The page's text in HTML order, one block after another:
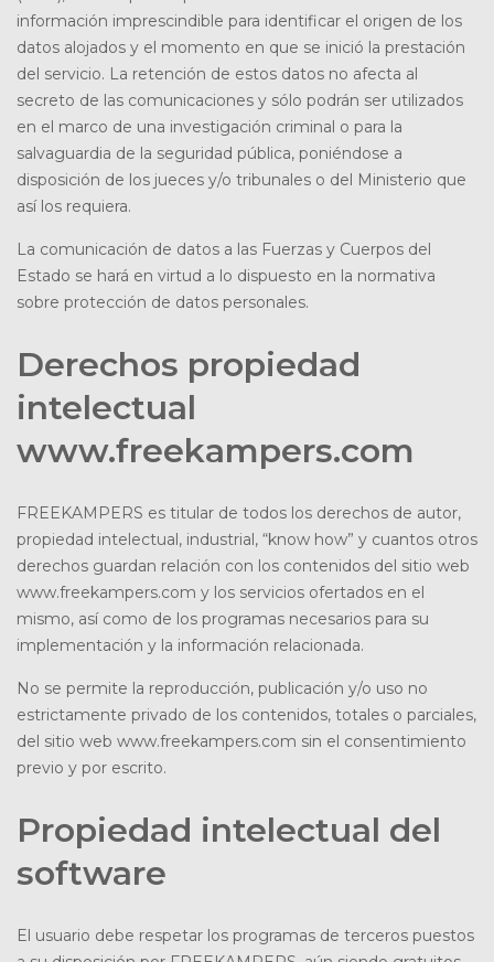
información imprescindible para identificar el origen de los
datos alojados y el momento en que se inició la prestación
del servicio. La retención de estos datos no afecta al
secreto de las comunicaciones y sólo podrán ser utilizados
en el marco de una investigación criminal o para la
salvaguardia de la seguridad pública, poniéndose a
disposición de los jueces y/o tribunales o del Ministerio que
así los requiera.
La comunicación de datos a las Fuerzas y Cuerpos del
Estado se hará en virtud a lo dispuesto en la normativa
sobre protección de datos personales.
Derechos propiedad
intelectual
www.freekampers.com
FREEKAMPERS es titular de todos los derechos de autor,
propiedad intelectual, industrial, “know how” y cuantos otros
derechos guardan relación con los contenidos del sitio web
www.freekampers.com y los servicios ofertados en el
mismo, así como de los programas necesarios para su
implementación y la información relacionada.
No se permite la reproducción, publicación y/o uso no
estrictamente privado de los contenidos, totales o parciales,
del sitio web www.freekampers.com sin el consentimiento
previo y por escrito.
Propiedad intelectual del
software
El usuario debe respetar los programas de terceros puestos